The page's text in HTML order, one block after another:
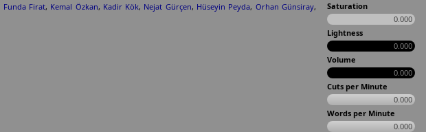
Funda Firat, Kemal Özkan, Kadir Kök, Nejat Gürçen, Hüseyin Peyda, Orhan Günsiray,
Saturation
0.000
Lightness
0.000
Volume
0.000
Cuts per Minute
0.000
Words per Minute
0.000